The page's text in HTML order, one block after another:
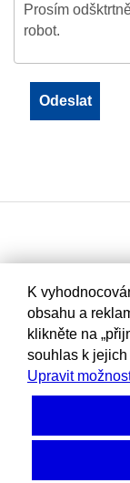
Prosím
robot.
K
obsahu a
klikněte na
souhlas k
Upravit